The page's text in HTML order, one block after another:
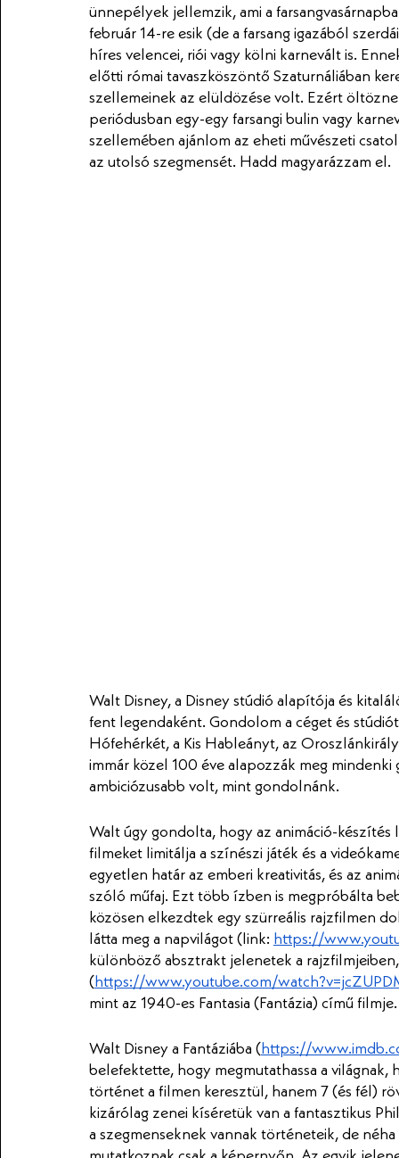
ünnepélyek jellemzik, ami a
február 14-re esik (de a farsang igazából
híres velencei, riói vagy kölni karnevált is.
előtti római tavaszköszöntő Szaturnáliában
szellemeinek az elüldözése volt. Ezért
periódusban egy-egy farsangi bulin vagy
szellemében ajánlom az eheti művészeti
az utolsó szegmensét. Hadd magyarázzam el.
Walt Disney, a Disney stúdió alapítója és
fent legendaként. Gondolom a céget és
Hófehérkét, a Kis Hableányt, az
immár közel 100 éve alapozzák meg
ambiciózusabb volt, mint gondolnánk.
Walt úgy gondolta, hogy az animáció-
filmeket limitálja a színészi játék és a
egyetlen határ az emberi kreativitás, és az
szóló műfaj. Ezt több ízben is megpróbálta
közösen elkezdtek egy szürreális rajzfilmen
látta meg a napvilágot (link: https://
különböző absztrakt jelenetek a
( https://www.youtube.com/
mint az 1940-es Fantasia (Fantázia) című filmje.
Walt Disney a Fantáziába ( https://
belefektette, hogy megmutathassa a világnak,
történet a filmen keresztül, hanem 7 (és fél)
kizárólag zenei kíséretük van a fantasztikus
a szegmenseknek vannak történeteik, de